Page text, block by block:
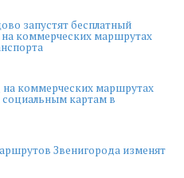
запустят бесплатный
на коммерческих маршрутах
на коммерческих маршрутах
социальным картам в
Звенигорода изменят